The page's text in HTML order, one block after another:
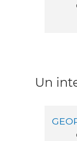
Un